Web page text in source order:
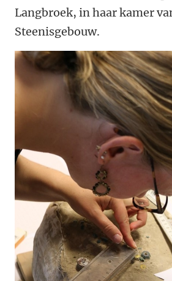
Langbroek, in haar kamer
Steenisgebouw.